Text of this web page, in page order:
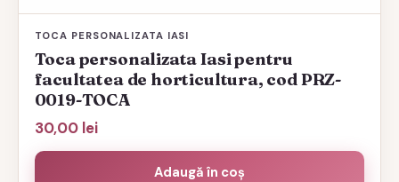
TOCA PERSONALIZATA IASI
Toca personalizata Iasi pentru
facultatea de horticultura, cod PRZ-
0019-TOCA
30,00 lei
Adaugă în coș